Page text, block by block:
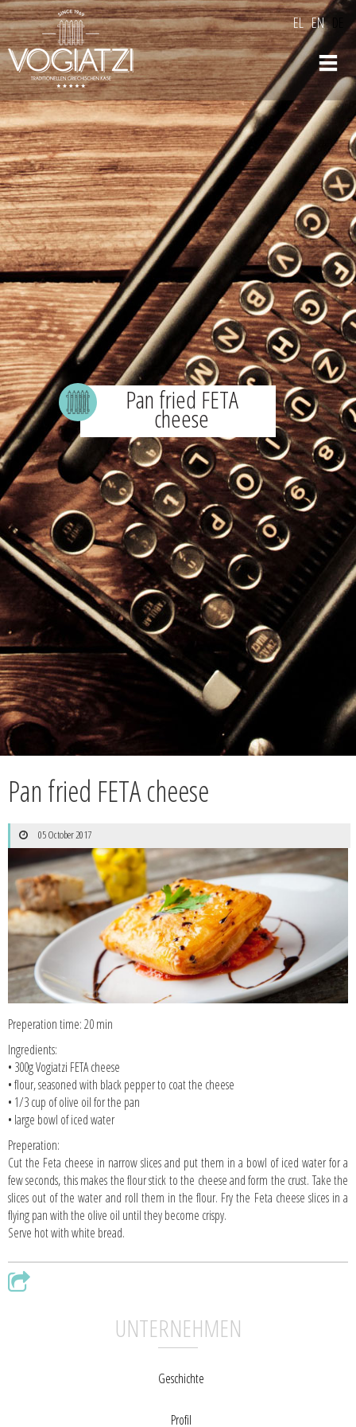
Skip to
main
content
EL EN
Pan fried FETA
cheese
Pan fried FETA cheese
05 October 2017
Preperation time: 20 min
Ingredients:
• 300g Vogiatzi FETA cheese
• flour, seasoned with black pepper to coat the cheese
• 1/3 cup of olive oil for the pan
• large bowl of iced water
Preperation:
Cut the Feta cheese in narrow slices and put them in a bowl of iced water for a
few seconds, this makes the flour stick to the cheese and form the crust. Take the
slices out of the water and roll them in the flour. Fry the Feta cheese slices in a
flying pan with the olive oil until they become crispy.
Serve hot with white bread.
UNTERNEHMEN
Geschichte
Profil